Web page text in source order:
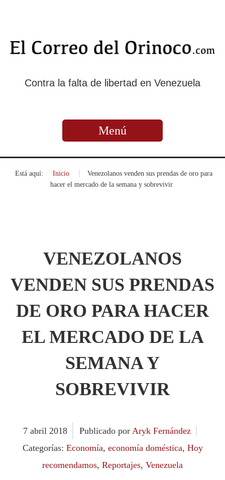
Contra la falta de libertad en Venezuela
Menú
Está aquí: Inicio
Venezolanos venden sus prendas de oro para
hacer el mercado de la semana y sobrevivir
VENEZOLANOS
VENDEN SUS PRENDAS
DE ORO PARA HACER
EL MERCADO DE LA
SEMANA Y
SOBREVIVIR
7 abril 2018 Publicado por Aryk Fernández
Categorías: Economía, economía doméstica, Hoy
recomendamos, Reportajes, Venezuela